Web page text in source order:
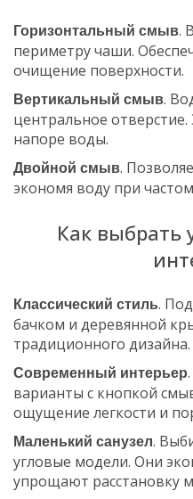
Горизонтальный смыв.
периметру чаши.
очищение поверхности.
Вертикальный смыв.
центральное
напоре воды.
Двойной смыв.
экономя воду при
Как выбрать
Классический стиль.
бачком и деревянной
традиционного дизайна.
Современный интерьер
варианты с кнопкой
ощущение легкости и
Маленький санузел.
угловые модели. Они
упрощают расстановку